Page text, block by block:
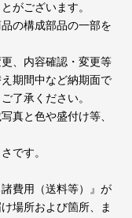
がございます。
の構成部品の一部を
、内容確認・変更等
期間中など納期面で
了承ください。
真と色や盛付け等、
です。
費用（送料等）』が
場所および箇所、ま